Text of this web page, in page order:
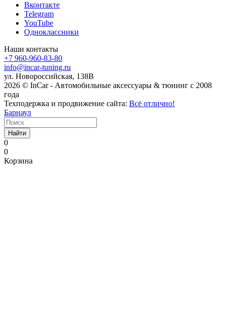
Вконтакте
Telegram
YouTube
Одноклассники
Наши контакты
+7 960-960-83-80
info@incar-tuning.ru
ул. Новороссийская, 138В
2026 © InCar - Автомобильные аксессуары & тюнинг с 2008
года
Техподержка и продвижение сайта: Всё отлично!
Барнаул
Найти
0
0
Корзина